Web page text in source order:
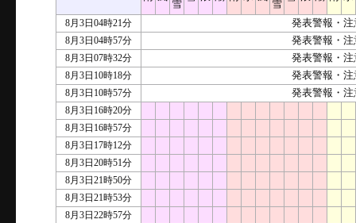
雪
雪
8月3日04時21分
発表警報・
8月3日04時57分
発表警報・
8月3日07時32分
発表警報・
8月3日10時18分
発表警報・
8月3日10時57分
発表警報・
8月3日16時20分
8月3日16時57分
8月3日17時12分
8月3日20時51分
8月3日21時50分
8月3日21時53分
8月3日22時57分